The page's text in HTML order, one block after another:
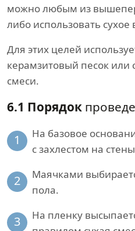
можно любым из
либо использовать
Для этих целей
керамзитовый песок или
смеси.
6.1 Порядок
1
На базовое
с захлестом на
2
Маячками
пола.
3
На пленку